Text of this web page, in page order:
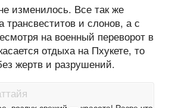
изменилось. Все так же
и слонов, а с
на военный переворот в
отдыха на Пхукете, то
жертв и разрушений.